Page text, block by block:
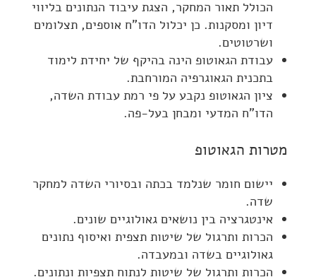
הכולל תאור המחקר, הצגת עיבוד הנתונים בליווי
דיון ומסקנות. כן יכלול הדו"ח אוספים, תצלומים
ושרטוטים.
עבודת הגאוטופ הינה בהיקף של יחידת לימוד
בתכנית הגאוגרפיה המורחבת.
ציון הגאוטופ נקבע על פי רמת עבודת השדה,
הדו"ח המדעי ומבחן בעל-פה.
מטרות הגאוטופ
יישום חומר שנלמד בכתה ובסיורי השדה למחקר
שדה.
אינטגרציה בין נושאים גאולוגיים שונים.
הכרות ותרגול של שיטות תצפית ואיסוף נתונים
גאולוגיים בשדה ובמעבדה.
הכרות ותרגול של שיטות לנתוח תצפיות ונתונים.